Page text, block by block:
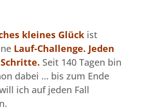
kleines Glückist
Lauf-Challenge. Jeden
Schritte. Seit 140 Tagen bin
dabei … bis zum Ende
ich auf jeden Fall